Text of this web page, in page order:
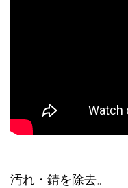
汚れ・錆を除去。